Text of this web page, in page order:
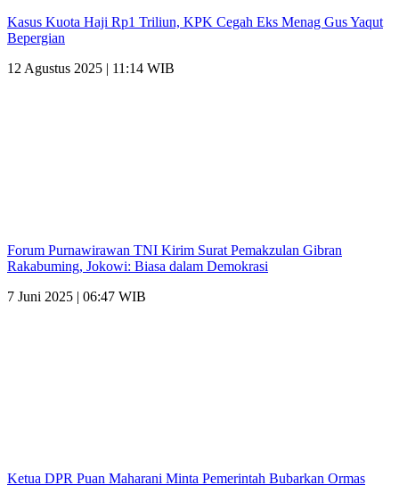
Kasus Kuota Haji Rp1 Triliun, KPK Cegah Eks Menag Gus Yaqut
Bepergian
12 Agustus 2025 | 11:14 WIB
Forum Purnawirawan TNI Kirim Surat Pemakzulan Gibran
Rakabuming, Jokowi: Biasa dalam Demokrasi
7 Juni 2025 | 06:47 WIB
Ketua DPR Puan Maharani Minta Pemerintah Bubarkan Ormas